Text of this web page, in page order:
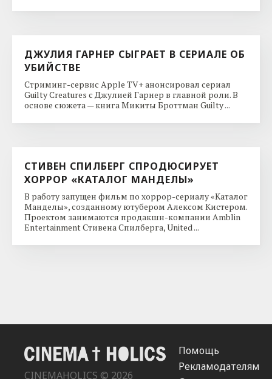
ДЖУЛИЯ ГАРНЕР СЫГРАЕТ В СЕРИАЛЕ ОБ
УБИЙСТВЕ
Стриминг-сервис Apple TV+ анонсировал сериал
Guilty Creatures с Джулией Гарнер в главной роли. В
основе сюжета — книга Микиты Броттман Guilty ...
СТИВЕН СПИЛБЕРГ СПРОДЮСИРУЕТ
ХОРРОР «КАТАЛОГ МАНДЕЛЫ»
В работу запущен фильм по хоррор-сериалу «Каталог
Манделы», созданному ютубером Алексом Кистером.
Проектом занимаются продакшн-компании Amblin
Entertainment Стивена Спилберга, United ...
CINEMAHOLICS © 2026
Помощь
Рекламодателям